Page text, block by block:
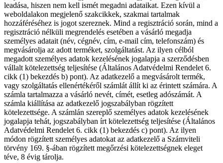
leadása, hiszen nem kell ismét megadni adataikat. Ezen kívül a
weboldalakon megjelenő szakcikkek, szakmai tartalmak
hozzáféréséhez is jogot szereznek. Mind a regisztráció során, mind a
regisztráció nélküli megrendelés esetében a vásárló megadja
személyes adatait (név, cégnév, cím, e-mail cím, telefonszám) és
megvásárolja az adott terméket, szolgáltatást. Az ilyen célból
megadott személyes adatok kezelésének jogalapja a szerződésben
vállalt kötelezettség teljesítése (Általános Adatvédelmi Rendelet 6.
cikk (1) bekezdés b) pont). Az adatkezelő a megvásárolt termék,
vagy szolgáltatás ellenértékéről számlát állít ki az érintett számára. A
számla tartalmazza a vásárló nevét, címét, esetleg adószámát. A
számla kiállítása az adatkezelő jogszabályban rögzített
kötelezettsége. A számlán szereplő személyes adatok kezelésének
jogalapja tehát, jogszabályban írt kötelezettség teljesítése (Általános
Adatvédelmi Rendelet 6. cikk (1) bekezdés c) pont). Az ilyen
módon rögzített személyes adatokat az adatkezelő a Számviteli
törvény 169. §-ában rögzített megőrzési kötelezettségnek eleget
téve, 8 évig tárolja.